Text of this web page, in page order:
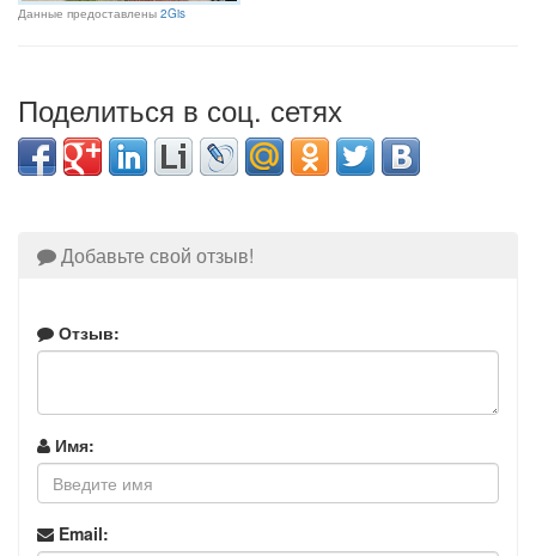
Данные предоставлены 2Gis
Поделиться в соц. сетях
Добавьте свой отзыв!
Отзыв:
Имя:
Email: